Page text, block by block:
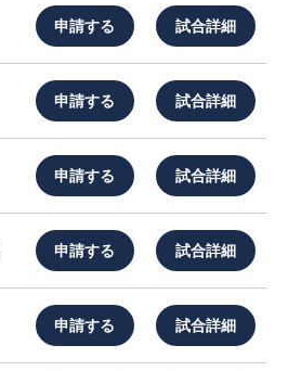
申請する 試合詳細
申請する 試合詳細
申請する 試合詳細
申請する 試合詳細
申請する 試合詳細